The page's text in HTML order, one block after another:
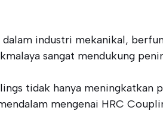
industri mekanikal,
sangat mendukung
tidak hanya
mengenai HRC